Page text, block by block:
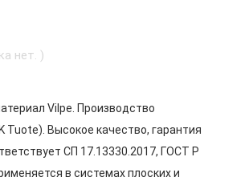
нет. )
Vilpe. Производство
Tuote). Высокое качество, гарантия
СП 17.13330.2017, ГОСТ Р
в системах плоских и